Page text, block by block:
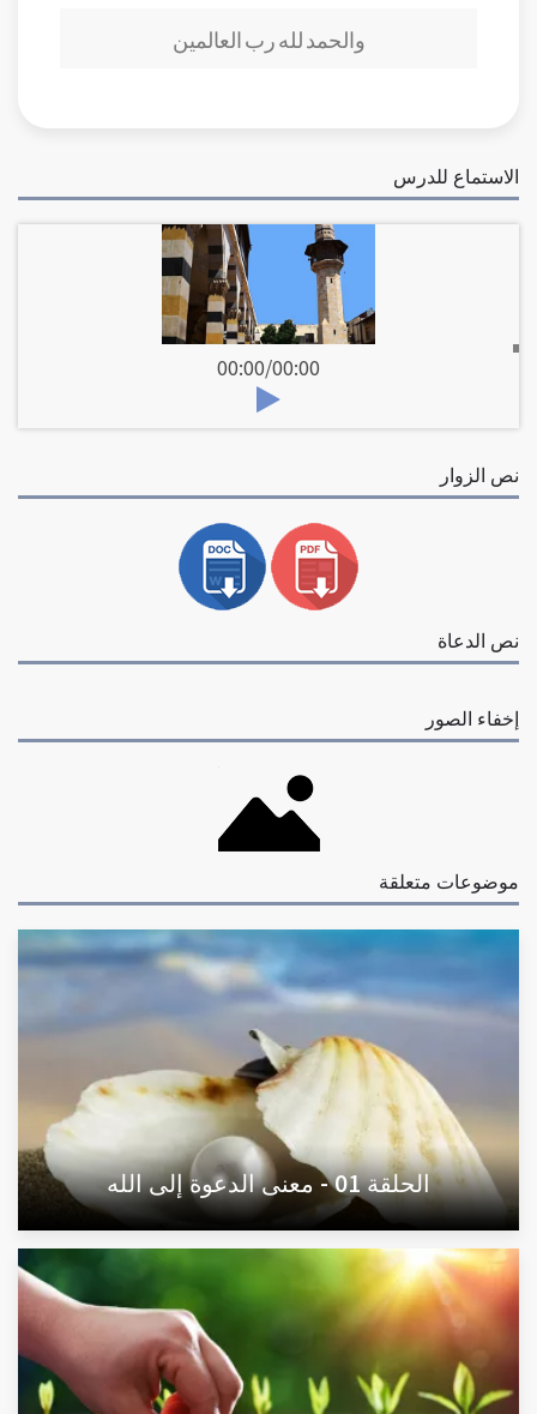
والحمد لله رب العالمين
الاستماع للدرس
00:00/00:00
نص الزوار
نص الدعاة
إخفاء الصور
موضوعات متعلقة
الحلقة 01 - معنى الدعوة إلى الله